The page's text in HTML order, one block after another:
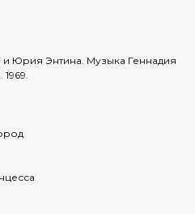
Юрия Энтина. Музыка Геннадия